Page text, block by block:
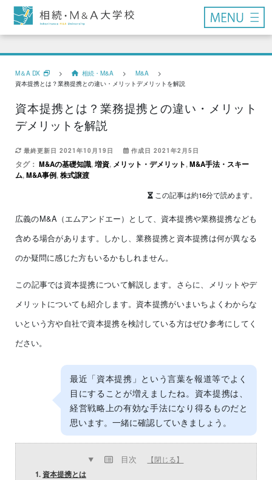
M＆A DX > 相続・M&A >M&A >
資本提携とは？業務提携との違い・メリットデメリットを解説
資本提携とは？業務提携との違い・メリット
デメリットを解説
最終更新日 2021年10月19日 作成日 2021年2月5日
タグ： M&Aの基礎知識,増資, メリット・デメリット,M&A手法・スキー
ム,M&A事例,株式譲渡
この記事は約16分で読めます。
広義のM&A（エムアンドエー）として、資本提携や業務提携なども
含める場合があります。しかし、業務提携と資本提携は何が異なる
のか疑問に感じた方もいるかもしれません。
この記事では資本提携について解説します。さらに、メリットやデ
メリットについても紹介します。資本提携がいまいちよくわからな
いという方や自社で資本提携を検討している方はぜひ参考にしてく
ださい。
最近「資本提携」という言葉を報道等でよく
目にすることが増えましたね。資本提携は、
経営戦略上の有効な手法になり得るものだと
思います。一緒に確認していきましょう。
目次 【閉じる】
1. 資本提携とは